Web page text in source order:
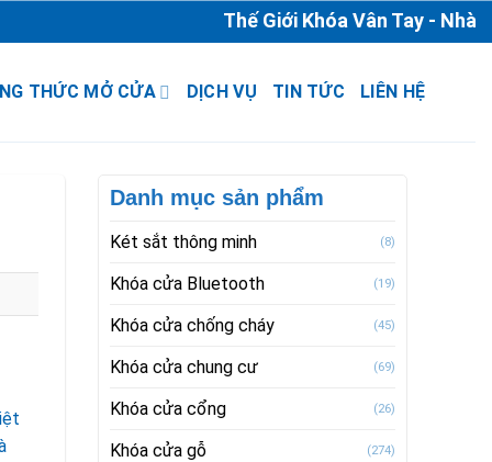
Thế Giới Khóa Vân Tay - Nhà
THỨC MỞ CỬA DỊCH VỤ TIN TỨC LIÊN HỆ
Danh mục sản phẩm
Két sắt thông minh (8)
Khóa cửa Bluetooth (19)
Khóa cửa chống cháy (45)
Khóa cửa chung cư (69)
Khóa cửa cổng (26)
Khóa cửa gỗ (274)